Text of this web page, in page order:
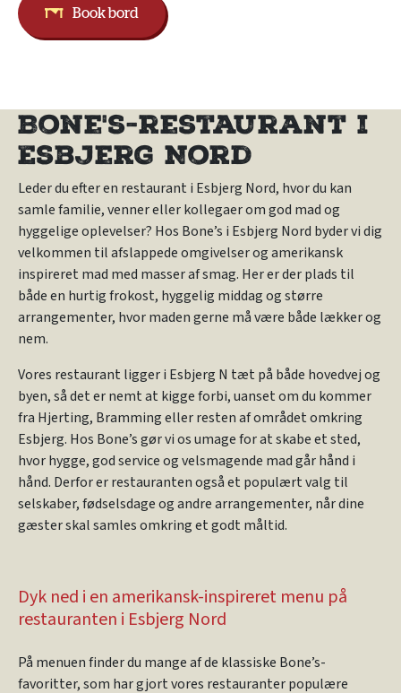
Book bord
Bone's-restaurant i
Esbjerg Nord
Leder du efter en restaurant i Esbjerg Nord, hvor du kan
samle familie, venner eller kollegaer om god mad og
hyggelige oplevelser? Hos Bone’s i Esbjerg Nord byder vi dig
velkommen til afslappede omgivelser og amerikansk
inspireret mad med masser af smag. Her er der plads til
både en hurtig frokost, hyggelig middag og større
arrangementer, hvor maden gerne må være både lækker og
nem.
Vores restaurant ligger i Esbjerg N tæt på både hovedvej og
byen, så det er nemt at kigge forbi, uanset om du kommer
fra Hjerting, Bramming eller resten af området omkring
Esbjerg. Hos Bone’s gør vi os umage for at skabe et sted,
hvor hygge, god service og velsmagende mad går hånd i
hånd. Derfor er restauranten også et populært valg til
selskaber, fødselsdage og andre arrangementer, når dine
gæster skal samles omkring et godt måltid.
Dyk ned i en amerikansk-inspireret menu på
restauranten i Esbjerg Nord
På menuen finder du mange af de klassiske Bone’s-
favoritter, som har gjort vores restauranter populære